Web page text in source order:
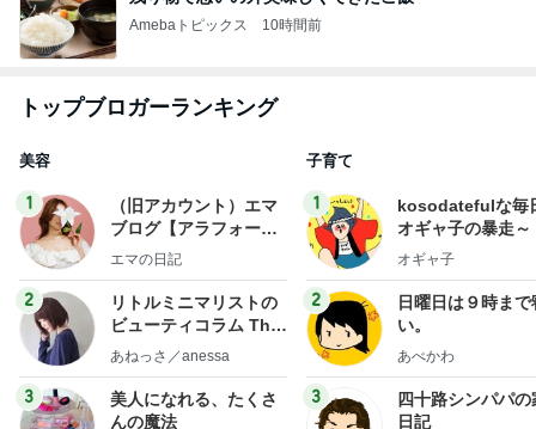
Amebaトピックス 10時間前
トップブロガーランキング
美容
1
（旧アカウント）エマ
ブログ【アラフォー会
社売却セカンドライ
エマの日記
2
リトルミニマリストの
ビューティコラム The
little minimalist's bea
あねっさ／anessa
3
美人になれる、たくさ
んの魔法
子育て
1
kosodatefulな毎
オギャ子の暴走～
オギャ子
2
日曜日は９時まで
い。
あべかわ
3
四十路シンパパの
日記